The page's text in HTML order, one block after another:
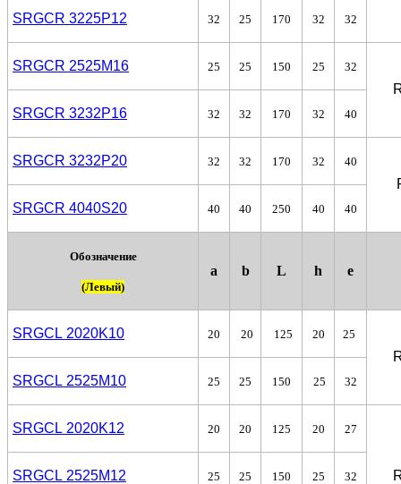
SRGCR 3225P12 32 25 170 32 32
SRGCR 2525M16 25 25 150 25 32
SRGCR 3232P16
32 32 170 32 40
SRGCR 3232P20 32 32 170 32 40
SRGCR 4040S20
40 40 250 40 40
Обозначение
(Левый)
a b L h e
SRGCL 2020K10 20 20 125 20 25
SRGCL 2525M10
25 25 150 25 32
SRGCL 2020K12 20 20 125 20 27
SRGCL 2525M12 25 25 150 25 32